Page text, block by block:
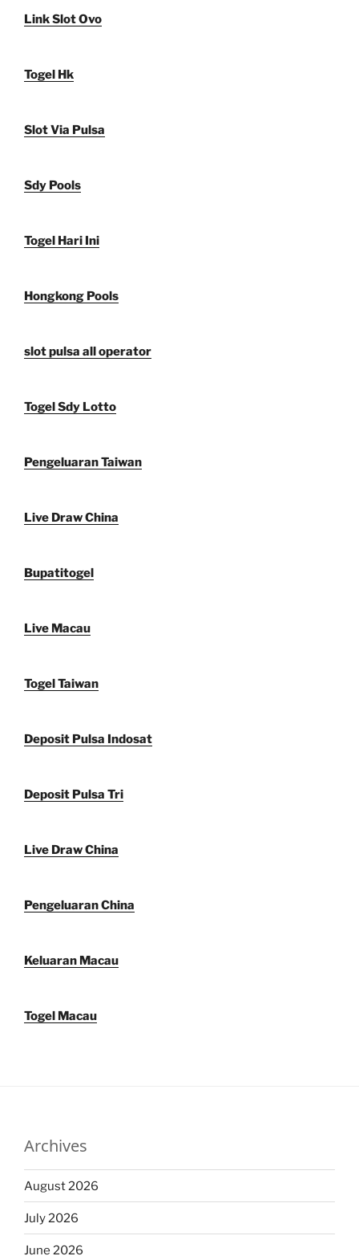
Link Slot Ovo
Togel Hk
Slot Via Pulsa
Sdy Pools
Togel Hari Ini
Hongkong Pools
slot pulsa all operator
Togel Sdy Lotto
Pengeluaran Taiwan
Live Draw China
Bupatitogel
Live Macau
Togel Taiwan
Deposit Pulsa Indosat
Deposit Pulsa Tri
Live Draw China
Pengeluaran China
Keluaran Macau
Togel Macau
Archives
August 2026
July 2026
June 2026